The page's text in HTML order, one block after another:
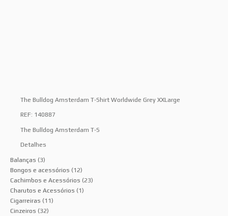
The Bulldog Amsterdam T-Shirt Worldwide Grey XXLarge
REF: 140887
The Bulldog Amsterdam T-S
Detalhes
Balanças (3)
Bongos e acessórios (12)
Cachimbos e Acessórios (23)
Charutos e Acessórios (1)
Cigarreiras (11)
Cinzeiros (32)